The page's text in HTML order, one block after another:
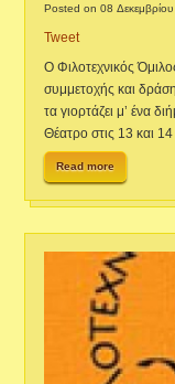
Posted on 08
Tweet
Ο Φιλοτεχνικός
συμμετοχής και
τα γιορτάζει μ’ ένα
Θέατρο στις 13 και 14
Read more